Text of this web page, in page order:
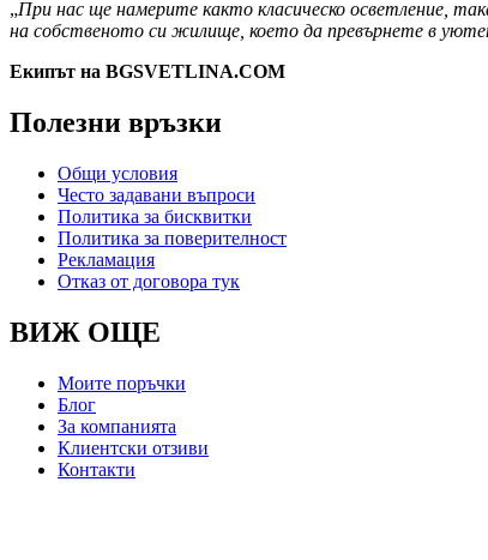
„При нас ще намерите както класическо осветление,
на собственото си жилище, което да превърнете в
Екипът на BGSVETLINA.COM
Полезни връзки
Общи условия
Често задавани въпроси
Политика за бисквитки
Политика за поверителност
Рекламация
Отказ от договора тук
ВИЖ ОЩЕ
Моите поръчки
Блог
За компанията
Клиентски отзиви
Контакти